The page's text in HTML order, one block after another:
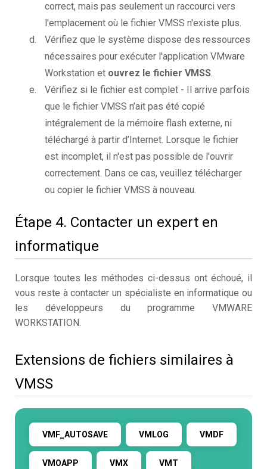
correct, mais pas seulement un raccourci vers
l'emplacement où le fichier VMSS n'existe plus.
Vérifiez que le système dispose des ressources
nécessaires pour exécuter l'application VMware
Workstation et ouvrez le fichier VMSS.
Vérifiez si le fichier est complet - Il arrive parfois
que le fichier VMSS n’ait pas été copié
intégralement de la mémoire flash externe, ni
téléchargé à partir d’Internet. Lorsque le fichier
est incomplet, il n'est pas possible de l'ouvrir
correctement. Dans ce cas, veuillez télécharger
ou copier le fichier VMSS à nouveau.
Étape 4. Contacter un expert en
informatique
Lorsque toutes les méthodes ci-dessus ont échoué, il
vous reste à contacter un spécialiste en informatique ou
les développeurs du programme VMWARE
WORKSTATION.
Extensions de fichiers similaires à
VMSS
VMF_AUTOSAVE VMLOG VMDF
VMOAPP VMX VMT